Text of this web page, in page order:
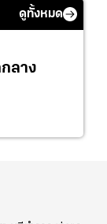
ดูทั้งหมด
ลาง